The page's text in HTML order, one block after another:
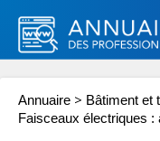
Annuaire > Bâtiment et
Faisceaux électriques :